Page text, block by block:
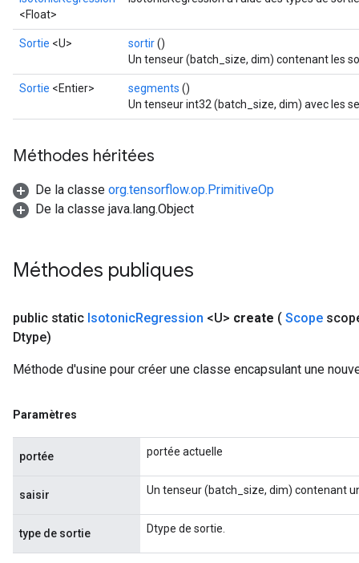
<Float>
Sortie <U> sortir()
Un tenseur (batch_size, dim) contenant les
Sortie <Entier> segments ()
Un tenseur int32 (batch_size, dim) avec les
Méthodes héritées
De la classe org.tensorflow.op.PrimitiveOp
De la classe java.lang.Object
Méthodes publiques
public static IsotonicRegression <U> create ( Scope
Dtype)
Méthode d'usine pour créer une classe encapsulant une
Paramètres
portée portée actuelle
saisir Un tenseur (batch_size, dim) contenant
type de sortie Dtype de sortie.